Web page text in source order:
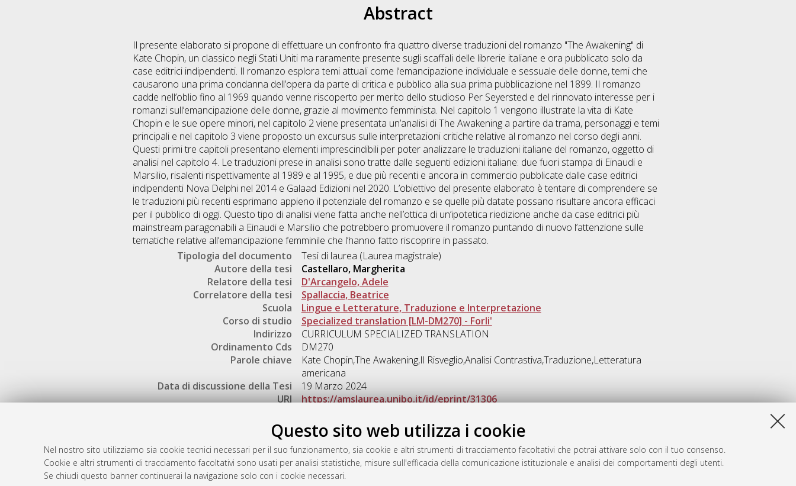
Questo sito web utilizza i cookie
Nel nostro sito utilizziamo sia cookie tecnici necessari per il suo funzionamento, sia cookie e altri strumenti di tracciamento facoltativi che potrai attivare solo con il tuo consenso.
Cookie e altri strumenti di tracciamento facoltativi sono usati per analisi statistiche, misure sull'efficacia della comunicazione istituzionale e analisi dei comportamenti degli utenti.
Se chiudi questo banner continuerai la navigazione solo con i cookie necessari.
Abstract
Il presente elaborato si propone di effettuare un confronto fra quattro diverse traduzioni del romanzo "The Awakening" di
Kate Chopin, un classico negli Stati Uniti ma raramente presente sugli scaffali delle librerie italiane e ora pubblicato solo da
case editrici indipendenti. Il romanzo esplora temi attuali come l’emancipazione individuale e sessuale delle donne, temi che
causarono una prima condanna dell’opera da parte di critica e pubblico alla sua prima pubblicazione nel 1899. Il romanzo
cadde nell’oblio fino al 1969 quando venne riscoperto per merito dello studioso Per Seyersted e del rinnovato interesse per i
romanzi sull’emancipazione delle donne, grazie al movimento femminista. Nel capitolo 1 vengono illustrate la vita di Kate
Chopin e le sue opere minori, nel capitolo 2 viene presentata un’analisi di The Awakening a partire da trama, personaggi e temi
principali e nel capitolo 3 viene proposto un excursus sulle interpretazioni critiche relative al romanzo nel corso degli anni.
Questi primi tre capitoli presentano elementi imprescindibili per poter analizzare le traduzioni italiane del romanzo, oggetto di
analisi nel capitolo 4. Le traduzioni prese in analisi sono tratte dalle seguenti edizioni italiane: due fuori stampa di Einaudi e
Marsilio, risalenti rispettivamente al 1989 e al 1995, e due più recenti e ancora in commercio pubblicate dalle case editrici
indipendenti Nova Delphi nel 2014 e Galaad Edizioni nel 2020. L’obiettivo del presente elaborato è tentare di comprendere se
le traduzioni più recenti esprimano appieno il potenziale del romanzo e se quelle più datate possano risultare ancora efficaci
per il pubblico di oggi. Questo tipo di analisi viene fatta anche nell’ottica di un’ipotetica riedizione anche da case editrici più
mainstream paragonabili a Einaudi e Marsilio che potrebbero promuovere il romanzo puntando di nuovo l’attenzione sulle
tematiche relative all’emancipazione femminile che l’hanno fatto riscoprire in passato.
Tipologia del documento
Tesi di laurea (Laurea magistrale)
Autore della tesi
Castellaro, Margherita
Relatore della tesi
D'Arcangelo, Adele
Correlatore della tesi
Spallaccia, Beatrice
Scuola
Lingue e Letterature, Traduzione e Interpretazione
Corso di studio
Specialized translation [LM-DM270] - Forli'
Indirizzo
CURRICULUM SPECIALIZED TRANSLATION
Ordinamento Cds
DM270
Parole chiave
Kate Chopin,The Awakening,Il Risveglio,Analisi Contrastiva,Traduzione,Letteratura
americana
Data di discussione della Tesi
19 Marzo 2024
URI
https://amslaurea.unibo.it/id/eprint/31306
Gestione del documento:
Atom
AMS Laurea
Servizio implementato e gestito da